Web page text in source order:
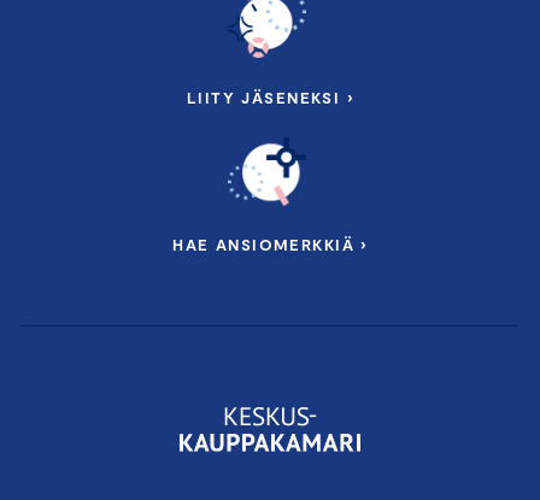
LIITY JÄSENEKSI ›
HAE ANSIOMERKKIÄ ›